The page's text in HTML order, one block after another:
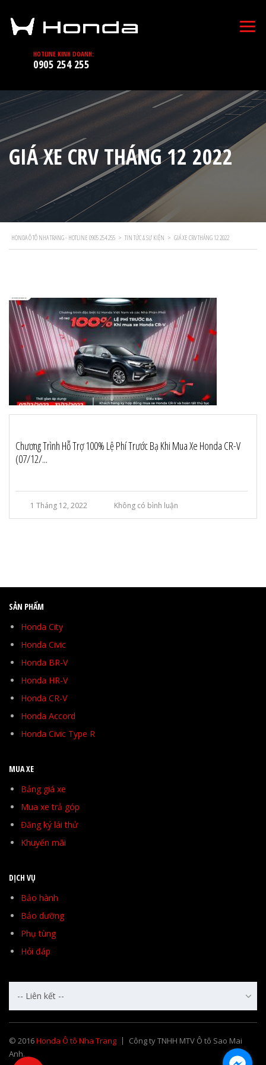
HOTLINE KINH DOANH:
0905 254 255
GIÁ XE CRV THÁNG 12 2022
HONDA Ô TÔ NHA TRANG - HOTLINE 0905 254 255 > TIN TỨC & SỰ KIỆN > GIÁ XE CRV THÁNG 12 2022
Chương Trình Hỗ Trợ 100% Lệ Phí Trước Bạ Khi Mua Xe Honda CR-V
(07/12/...
1 Tháng 12, 2022 Không có bình luận
SẢN PHẨM
Honda City
Honda Civic
Honda BR-V
Honda HR-V
Honda CR-V
Honda Accord
Honda Civic Type R
MUA XE
Bảng giá xe
Mua xe trả góp
Đăng ký lái thử
Khuyến mãi
DỊCH VỤ
Bảo hành
Bảo dưỡng
Phụ tùng
Hỏi đáp
-- Liên kết --
© 2016Honda Ô tô Nha Trang
Công ty TNHH MTV Ô tô Sao Mai
Anh.